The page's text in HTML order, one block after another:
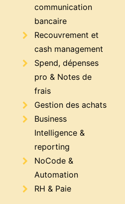
communication
bancaire
Recouvrement et
cash management
Spend, dépenses
pro & Notes de
frais
Gestion des achats
Business
Intelligence &
reporting
NoCode &
Automation
RH & Paie